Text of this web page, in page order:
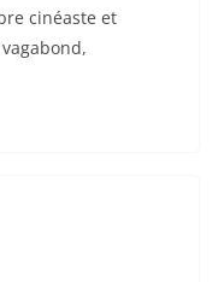
cinéaste et